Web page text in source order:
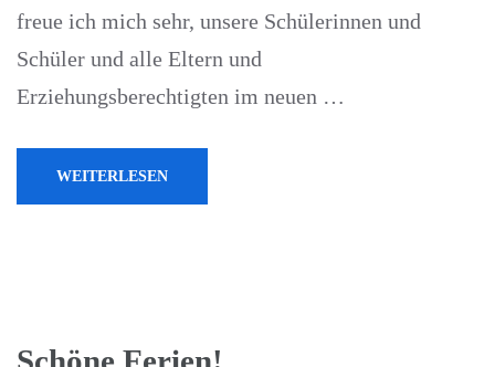
freue ich mich sehr, unsere Schülerinnen und
Schüler und alle Eltern und
Erziehungsberechtigten im neuen …
WEITERLESEN